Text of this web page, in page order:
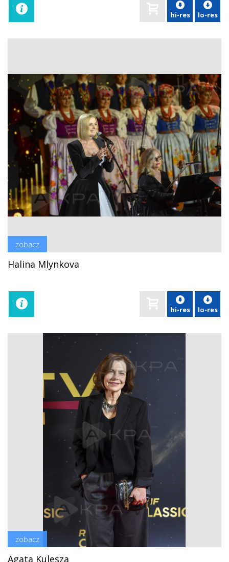
hi-res lo-res
zobacz
Halina Mlynkova
hi-res lo-res
zobacz
Agata Kulesza